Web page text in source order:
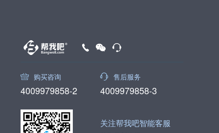
购买咨询
4009979858-2
售后服务
4009979858-3
关注帮我吧智能客服